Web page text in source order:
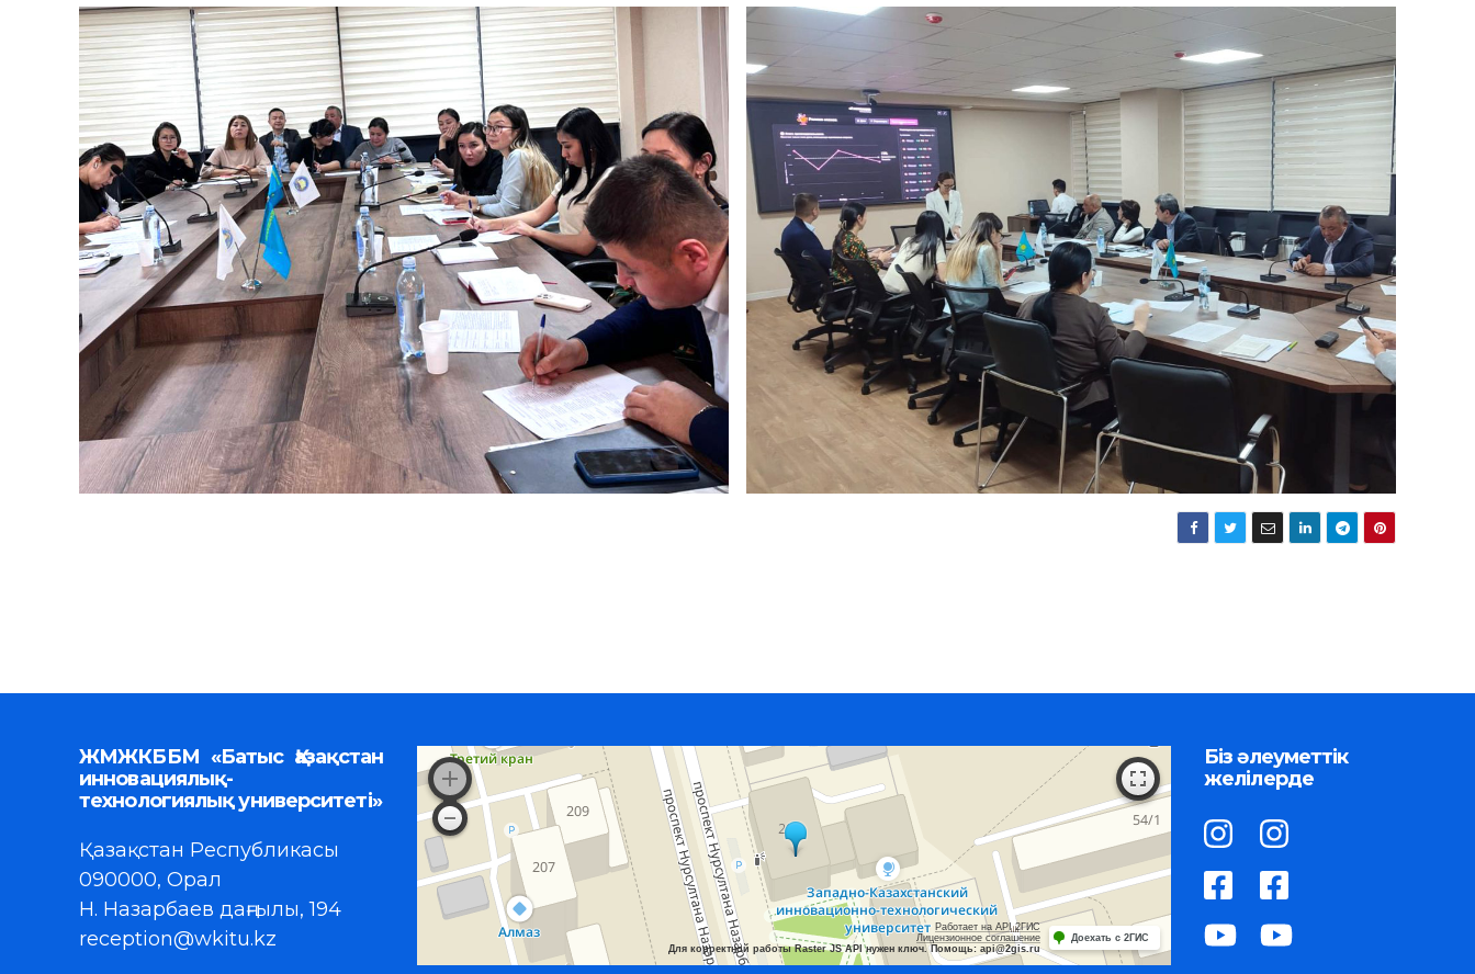
ЖМЖКББМ «Батыс Қазақстан
инновациялық-
технологиялық университеті»
Қазақстан Республикасы
090000, Орал
Н. Назарбаев даңғылы, 194
reception@wkitu.kz
Работает на API 2ГИС
Лицензионное соглашение
Для корректной работы Raster JS API нужен ключ. Помощь: api@2gis.ru
Доехать с 2ГИС
Біз әлеуметтік
желілерде